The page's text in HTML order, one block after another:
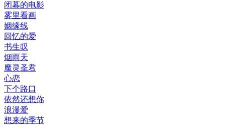
闭幕的电影
雾里看画
姻缘线
回忆的爱
书生叹
烟雨天
魔灵圣君
心恋
下个路口
依然还想你
浪漫爱
想来的季节